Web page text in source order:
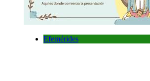
Efemérides